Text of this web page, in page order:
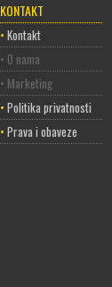
KONTAKT
• Kontakt
• O nama
• Marketing
• Politika privatnosti
• Prava i obaveze